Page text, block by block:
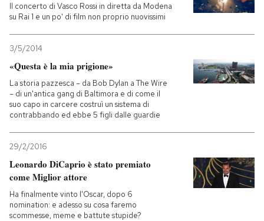
SHOP
CALENDARIO
AREA PERSONALE
Entra
Il concerto di Vasco Rossi in diretta da Modena
su Rai 1 e un po' di film non proprio nuovissimi
3/5/2014
«Questa è la mia prigione»
La storia pazzesca – da Bob Dylan a The Wire
– di un'antica gang di Baltimora e di come il
suo capo in carcere costruì un sistema di
contrabbando ed ebbe 5 figli dalle guardie
29/2/2016
Leonardo DiCaprio è stato premiato
come Miglior attore
Ha finalmente vinto l'Oscar, dopo 6
nomination: e adesso su cosa faremo
scommesse, meme e battute stupide?